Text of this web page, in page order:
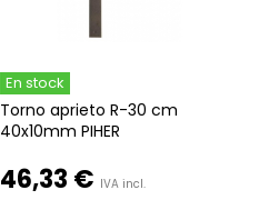
En stock
Torno aprieto R-30 cm
40x10mm PIHER
46,33 € IVA incl.